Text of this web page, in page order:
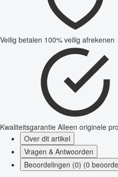
Veilig betalen 100% veilig afrekenen
Kwaliteitsgarantie Alleen originele
Over dit artikel
Vragen & Antwoorden
Beoordelingen (0) (0